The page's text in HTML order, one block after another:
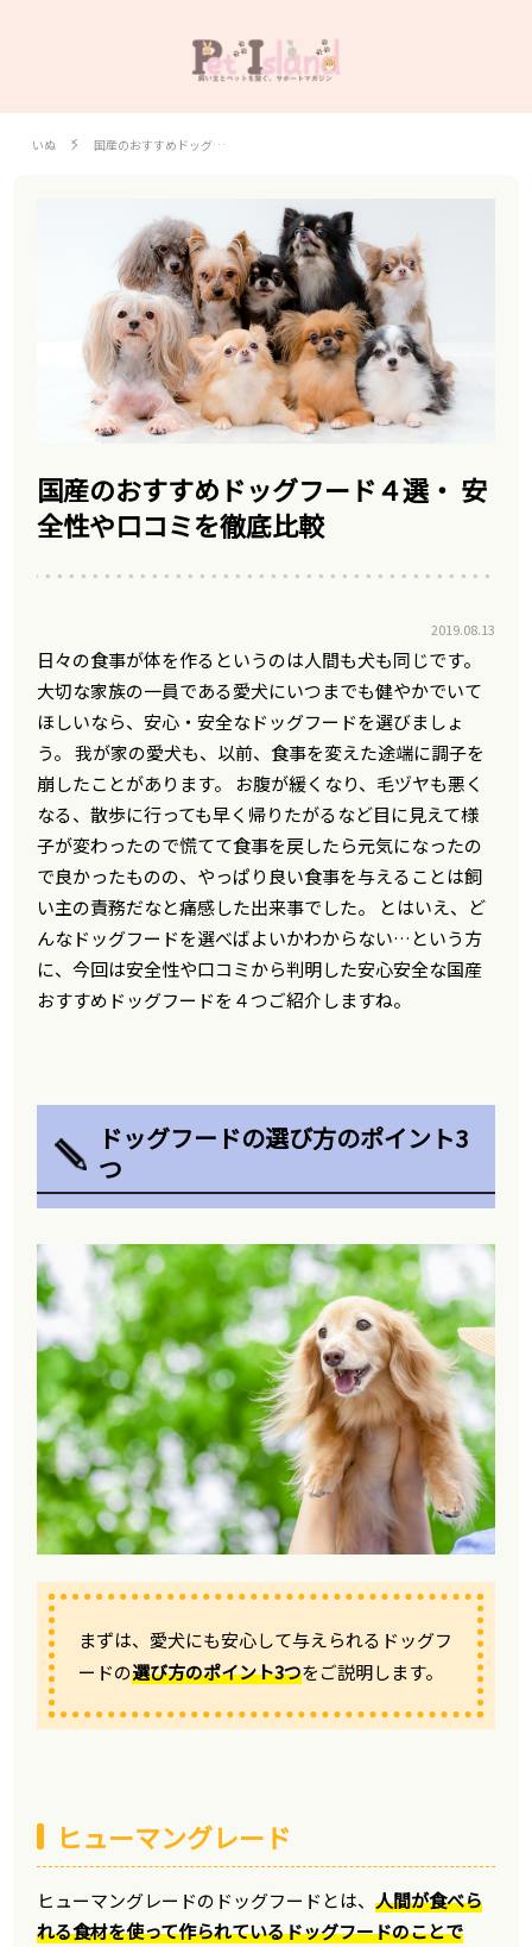
いぬ 国産のおすすめドッグ…
国産のおすすめドッグフード４選・ 安
全性や口コミを徹底比較
2019.08.13
日々の食事が体を作るというのは人間も犬も同じです。
大切な家族の一員である愛犬にいつまでも健やかでいて
ほしいなら、安心・安全なドッグフードを選びましょ
う。 我が家の愛犬も、以前、食事を変えた途端に調子を
崩したことがあります。 お腹が緩くなり、毛ヅヤも悪く
なる、散歩に行っても早く帰りたがるなど目に見えて様
子が変わったので慌てて食事を戻したら元気になったの
で良かったものの、やっぱり良い食事を与えることは飼
い主の責務だなと痛感した出来事でした。 とはいえ、ど
んなドッグフードを選べばよいかわからない…という方
に、今回は安全性や口コミから判明した安心安全な国産
おすすめドッグフードを４つご紹介しますね。
ドッグフードの選び方のポイント3
つ
まずは、愛犬にも安心して与えられるドッグフ
ードの選び方のポイント3つをご説明します。
ヒューマングレード
ヒューマングレードのドッグフードとは、人間が食べら
れる食材を使って作られているドッグフードのことで